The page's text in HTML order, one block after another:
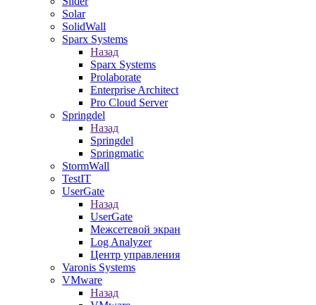
Solar
SolidWall
Sparx Systems
Назад
Sparx Systems
Prolaborate
Enterprise Architect
Pro Cloud Server
Springdel
Назад
Springdel
Springmatic
StormWall
TestIT
UserGate
Назад
UserGate
Межсетевой экран
Log Analyzer
Центр управления
Varonis Systems
VMware
Назад